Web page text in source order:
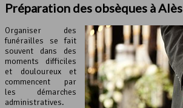
Préparation des obsèques à Alès
Organiser des
funérailles se fait
souvent dans des
moments difficiles
et douloureux et
commencent par
les démarches
administratives.